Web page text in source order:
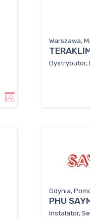
Warszawa,
Dystrybutor,
Gdynia,
PHU
Instalator,